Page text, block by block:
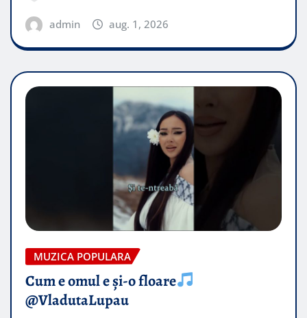
admin aug. 1, 2026
MUZICA POPULARA
Cum e omul e și-o floare
@VladutaLupau